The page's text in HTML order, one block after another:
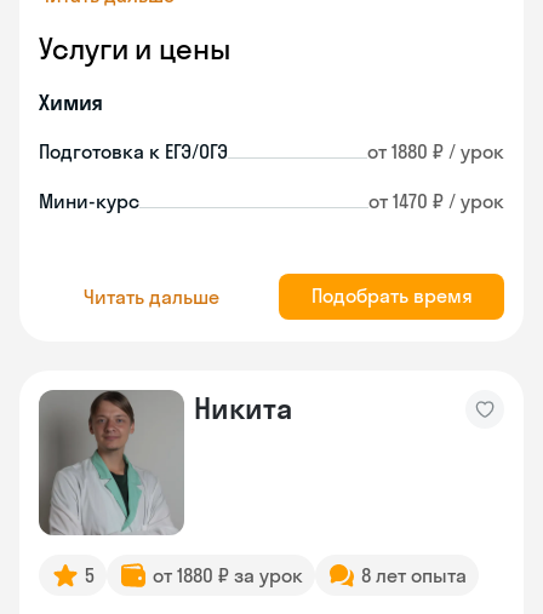
Услуги и цены
Химия
Подготовка к ЕГЭ/ОГЭ от 1880 ₽ / урок
Мини-курс от 1470 ₽ / урок
Читать дальше Подобрать время
Никита
5 от 1880 ₽ за урок 8 лет опыта